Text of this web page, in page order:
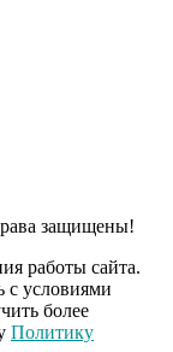
защищены!
работы сайта.
с условиями
более
Политику